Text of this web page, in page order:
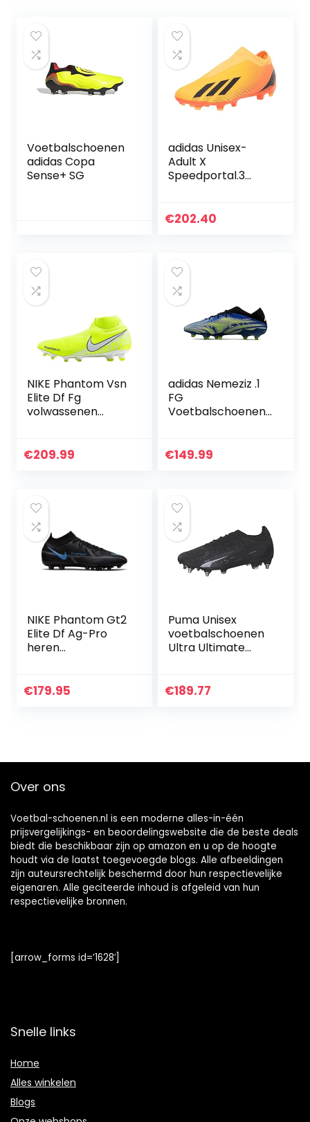
Voetbalschoenen
adidas Copa
Sense+ SG
adidas Unisex-
Adult X
Speedportal.3
voetbalschoen
€202.40
NIKE Phantom Vsn
Elite Df Fg
volwassenen
€209.99
adidas Nemeziz .1
FG
Voetbalschoenen
€149.99
NIKE Phantom Gt2
Elite Df Ag-Pro
heren
€179.95
Puma Unisex
voetbalschoenen
Ultra Ultimate
€189.77
Over ons
Voetbal-schoenen.nl is een moderne alles-in-één
prijsvergelijkings- en beoordelingswebsite die de beste deals
biedt die beschikbaar zijn op amazon en u op de hoogte
houdt via de laatst toegevoegde blogs. Alle afbeeldingen
zijn auteursrechtelijk beschermd door hun respectievelijke
eigenaren. Alle geciteerde inhoud is afgeleid van hun
respectievelijke bronnen.
[arrow_forms id=’1628′]
Snelle links
Home
Alles winkelen
Blogs